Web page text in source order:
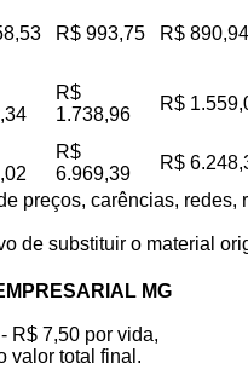
R$ 993,75 R$ 890,94
R$
1.738,96
R$
R$
6.969,39
R$
preços, carências,
de substituir o material
MG
R$ 7,50 por vida,
valor total final.